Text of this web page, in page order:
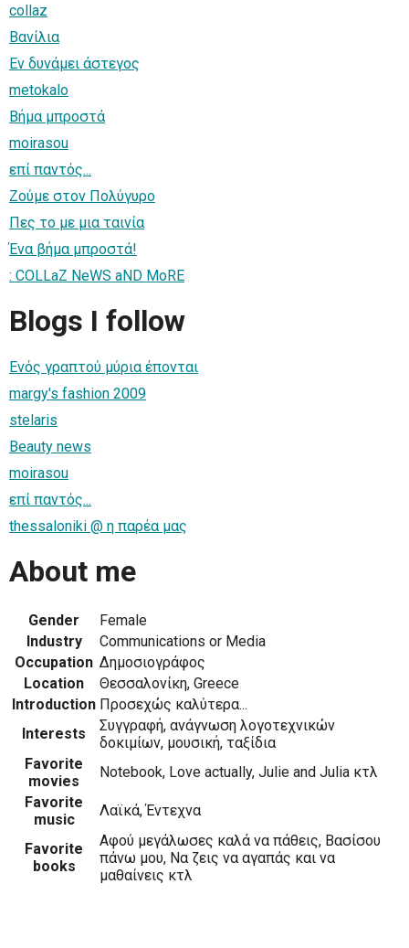
collaz
Βανίλια
Εν δυνάμει άστεγος
metokalo
Βήμα μπροστά
moirasou
επί παντός...
Ζούμε στον Πολύγυρο
Πες το με μια ταινία
Ένα βήμα μπροστά!
: COLLaZ NeWS aND MoRE
Blogs I follow
Ενός γραπτού μύρια έπονται
margy's fashion 2009
stelaris
Beauty news
moirasou
επί παντός...
thessaloniki @ η παρέα μας
About me
Gender
Female
Industry
Communications or Media
Occupation Δημοσιογράφος
Location
Θεσσαλονίκη, Greece
Introduction Προσεχώς καλύτερα...
Interests
Συγγραφή, ανάγνωση λογοτεχνικών
δοκιμίων, μουσική, ταξίδια
Favorite
movies
Notebook, Love actually, Julie and Julia κτλ
Favorite
music
Λαϊκά, Έντεχνα
Favorite
books
Αφού μεγάλωσες καλά να πάθεις, Βασίσου
πάνω μου, Να ζεις να αγαπάς και να
μαθαίνεις κτλ